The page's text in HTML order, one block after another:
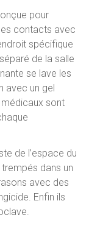
pour
contacts avec
spécifique
de la salle
se lave les
avec un gel
sont
de l’espace du
dans un
avec des
Enfin ils